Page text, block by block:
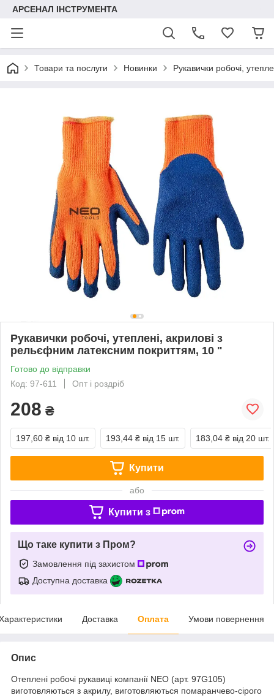
АРСЕНАЛ ІНСТРУМЕНТА
Товари та послуги Новинки Рукавички робочі,
Рукавички робочі, утеплені, акрилові з
рельєфним латексним покриттям, 10 "
Готово до відправки
Код: 97-611
Опт і роздріб
208 ₴
197,60 ₴ від 10 шт. 193,44 ₴ від 15 шт. 183,04 ₴ від 20 шт.
Купити
або
Купити з
Що таке купити з Пром?
Замовлення під захистом
Доступна доставка
Доставка Оплата Умови повернення
Опис
Отеплені робочі рукавиці компанії NEO (арт. 97G105)
виготовляються з акрилу, виготовляються помаранчево-сірого